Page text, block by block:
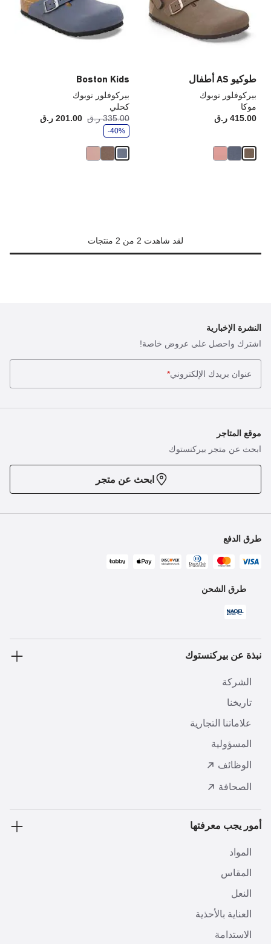
طوكيو AS أطفال
بيركوفلور نوبوك
موكا
Price:
415.00 ر.ق
العينة
تحديث
صورة
Boston Kids
بيركوفلور نوبوك
كحلي
335.00 ر.ق 201.00 ر.ق
-40%
لقد شاهدت 2 من 2 منتجات
النشرة الإخبارية
اشترك واحصل على عروض خاصة!
عنوان بريدك الإلكتروني*
موقع المتاجر
ابحث عن متجر بيركنستوك
ابحث عن متجر
طرق الدفع
طرق الشحن
نبذة عن بيركنستوك
الشركة
تاريخنا
علاماتنا التجارية
المسؤولية
الوظائف
الصحافة
أمور يجب معرفتها
المواد
المقاس
النعل
العناية بالأحذية
الاستدامة